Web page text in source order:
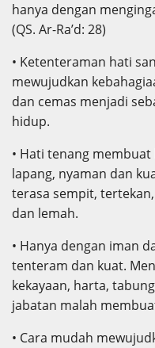
hanya dengan
(QS. Ar-Ra’d: 28)
• Ketenteraman hati
mewujudkan
dan cemas menjadi
hidup.
• Hati tenang
lapang, nyaman dan
terasa sempit,
dan lemah.
• Hanya dengan iman
tenteram dan kuat.
kekayaan, harta,
jabatan malah
• Cara mudah